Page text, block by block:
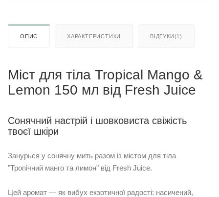
ОПИС ХАРАКТЕРИСТИКИ ВІДГУКИ(1)
Міст для тіла Tropical Mango &
Lemon 150 мл від Fresh Juice
Сонячний настрій і шовковиста свіжість
твоєї шкіри
Занурься у сонячну мить разом із містом для тіла
"Тропічний манго та лимон" від Fresh Juice.
Цей аромат — як вибух екзотичної радості: насичений,